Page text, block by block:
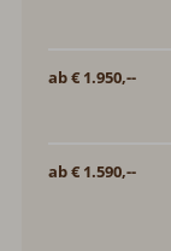
ab € 1.950,--
ab € 1.590,--